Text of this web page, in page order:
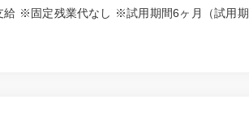
給 ※固定残業代なし ※試用期間6ヶ月（試用期